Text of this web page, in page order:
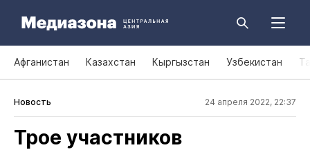
Афганистан Казахстан Кыргызстан Узбекистан
Новость 24 апреля 2022, 22:37
Трое участников